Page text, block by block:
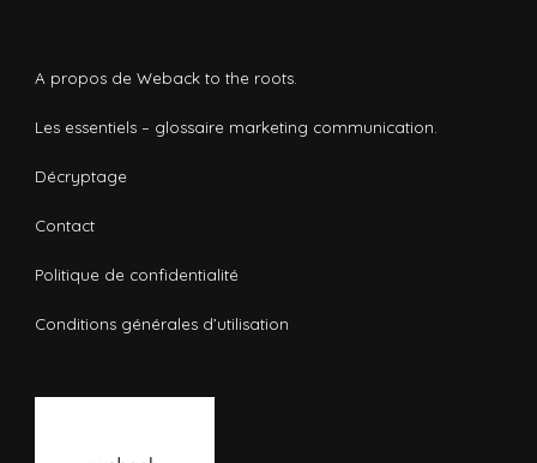
A propos de Weback to the roots.
Les essentiels – glossaire marketing communication.
Décryptage
Contact
Politique de confidentialité
Conditions générales d’utilisation